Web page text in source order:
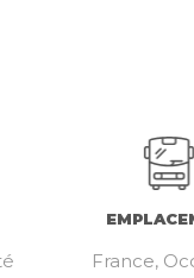
France,